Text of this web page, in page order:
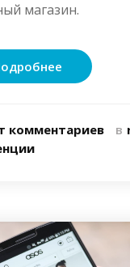
магазин.
комментариев в